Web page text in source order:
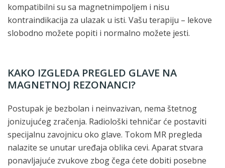
kompatibilni su sa magnetnimpoljem i nisu
kontraindikacija za ulazak u isti. Vašu terapiju – lekove
slobodno možete popiti i normalno možete jesti.
KAKO IZGLEDA PREGLED GLAVE NA
MAGNETNOJ REZONANCI?
Postupak je bezbolan i neinvazivan, nema štetnog
jonizujućeg zračenja. Radiološki tehničar će postaviti
specijalnu zavojnicu oko glave. Tokom MR pregleda
nalazite se unutar uređaja oblika cevi. Aparat stvara
ponavljajuće zvukove zbog čega ćete dobiti posebne